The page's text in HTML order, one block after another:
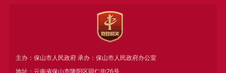
主办：保山市人民政府 承办：保山市人民政府办公室
地址：云南省保山市隆阳区同仁街26号